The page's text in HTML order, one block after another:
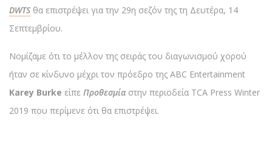
DWTS θα επιστρέψει για την 29η σεζόν της τη Δευτέρα, 14
Σεπτεμβρίου.
Νομίζαμε ότι το μέλλον της σειράς του διαγωνισμού χορού
ήταν σε κίνδυνο μέχρι τον πρόεδρο της ABC Entertainment
Karey Burke είπε Προθεσμία στην περιοδεία TCA Press Winter
2019 που περίμενε ότι θα επιστρέψει.